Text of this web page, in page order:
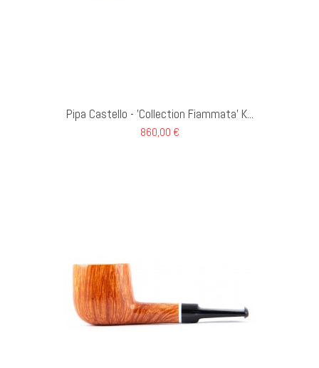
Pipa Castello - 'Collection Fiammata' K...
860,00 €